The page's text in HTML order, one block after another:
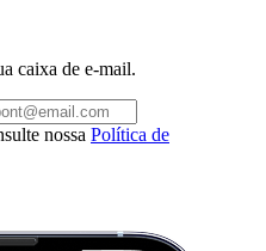
caixa de e-mail.
nossa Política de